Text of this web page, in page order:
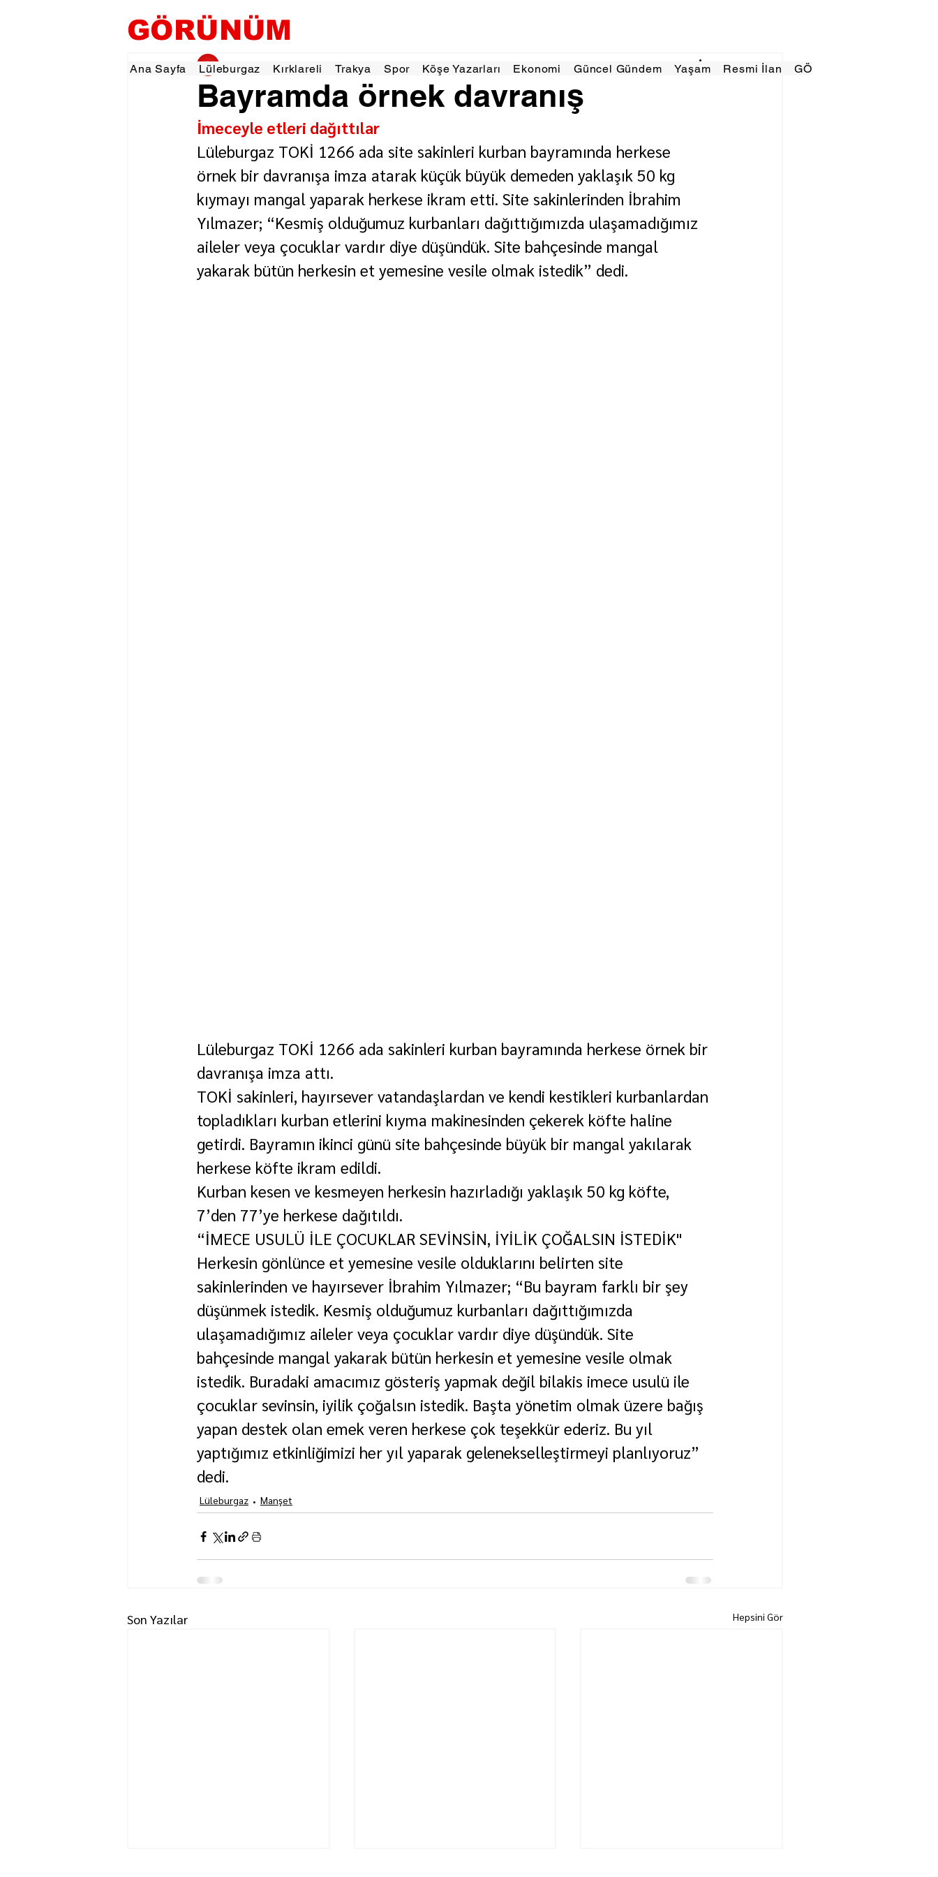
GÖRÜNÜM
Ana Sayfa Lüleburgaz Kırklareli Trakya Spor Köşe Yazarları Ekonomi Güncel Gündem Yaşam Resmi İlan GÖRÜNÜMTV
Bayramda örnek davranış
gorunumhaber 20 Haz 2024 1 dakikada okunur
İmeceyle etleri dağıttılar
Lüleburgaz TOKİ 1266 ada site sakinleri kurban bayramında herkese
örnek bir davranışa imza atarak küçük büyük demeden yaklaşık 50 kg
kıymayı mangal yaparak herkese ikram etti. Site sakinlerinden İbrahim
Yılmazer; “Kesmiş olduğumuz kurbanları dağıttığımızda ulaşamadığımız
aileler veya çocuklar vardır diye düşündük. Site bahçesinde mangal
yakarak bütün herkesin et yemesine vesile olmak istedik” dedi.
Lüleburgaz TOKİ 1266 ada sakinleri kurban bayramında herkese örnek bir
davranışa imza attı.
TOKİ sakinleri, hayırsever vatandaşlardan ve kendi kestikleri kurbanlardan
topladıkları kurban etlerini kıyma makinesinden çekerek köfte haline
getirdi. Bayramın ikinci günü site bahçesinde büyük bir mangal yakılarak
herkese köfte ikram edildi.
Kurban kesen ve kesmeyen herkesin hazırladığı yaklaşık 50 kg köfte,
7’den 77’ye herkese dağıtıldı.
“İMECE USULÜ İLE ÇOCUKLAR SEVİNSİN, İYİLİK ÇOĞALSIN İSTEDİK"
Herkesin gönlünce et yemesine vesile olduklarını belirten site
sakinlerinden ve hayırsever İbrahim Yılmazer; “Bu bayram farklı bir şey
düşünmek istedik. Kesmiş olduğumuz kurbanları dağıttığımızda
ulaşamadığımız aileler veya çocuklar vardır diye düşündük. Site
bahçesinde mangal yakarak bütün herkesin et yemesine vesile olmak
istedik. Buradaki amacımız gösteriş yapmak değil bilakis imece usulü ile
çocuklar sevinsin, iyilik çoğalsın istedik. Başta yönetim olmak üzere bağış
yapan destek olan emek veren herkese çok teşekkür ederiz. Bu yıl
yaptığımız etkinliğimizi her yıl yaparak gelenekselleştirmeyi planlıyoruz”
dedi.
Lüleburgaz Manşet
Son Yazılar Hepsini Gör